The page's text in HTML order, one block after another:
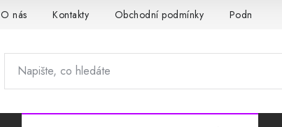
O nás Kontakty Obchodní podmínky Podmínky